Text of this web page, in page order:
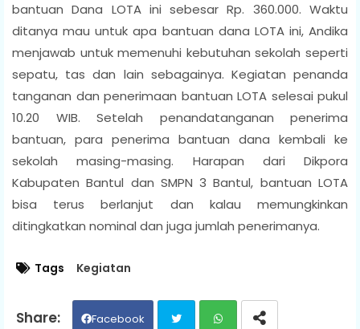
bantuan Dana LOTA ini sebesar Rp. 360.000. Waktu
ditanya mau untuk apa bantuan dana LOTA ini, Andika
menjawab untuk memenuhi kebutuhan sekolah seperti
sepatu, tas dan lain sebagainya. Kegiatan penanda
tanganan dan penerimaan bantuan LOTA selesai pukul
10.20 WIB. Setelah penandatanganan penerima
bantuan, para penerima bantuan dana kembali ke
sekolah masing-masing. Harapan dari Dikpora
Kabupaten Bantul dan SMPN 3 Bantul, bantuan LOTA
bisa terus berlanjut dan kalau memungkinkan
ditingkatkan nominal dan juga jumlah penerimanya.
Tags Kegiatan
Facebook